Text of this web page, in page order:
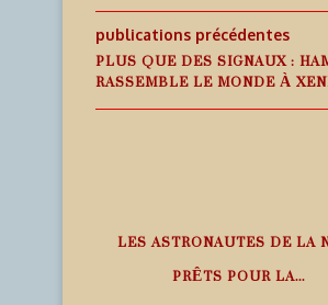
publications précédentes
PLUS QUE DES SIGNAUX :
RASSEMBLE LE MONDE À
LES ASTRONAUTES DE LA
PRÊTS POUR LA...